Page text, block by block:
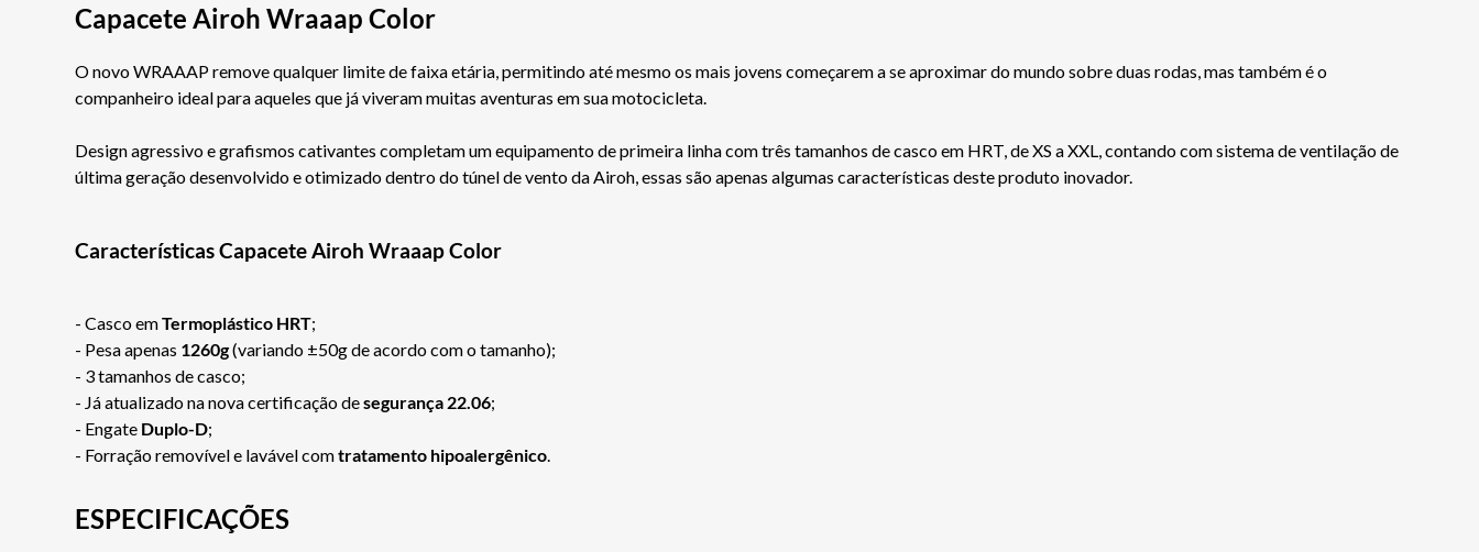
Capacete Airoh Wraaap Color
O novo WRAAAP remove qualquer limite de faixa etária, permitindo até mesmo os mais jovens começarem a se aproximar do mundo sobre duas rodas, mas também é o
companheiro ideal para aqueles que já viveram muitas aventuras em sua motocicleta.
Design agressivo e grafismos cativantes completam um equipamento de primeira linha com três tamanhos de casco em HRT, de XS a XXL, contando com sistema de ventilação de
última geração desenvolvido e otimizado dentro do túnel de vento da Airoh, essas são apenas algumas características deste produto inovador.
Características Capacete Airoh Wraaap Color
- Casco emTermoplástico HRT;
- Pesa apenas 1260g(variando ±50g de acordo com o tamanho);
- 3 tamanhos de casco;
- Já atualizado na nova certificação desegurança 22.06;
- Engate Duplo-D;
- Forração removível e lavável comtratamento hipoalergênico.
ESPECIFICAÇÕES